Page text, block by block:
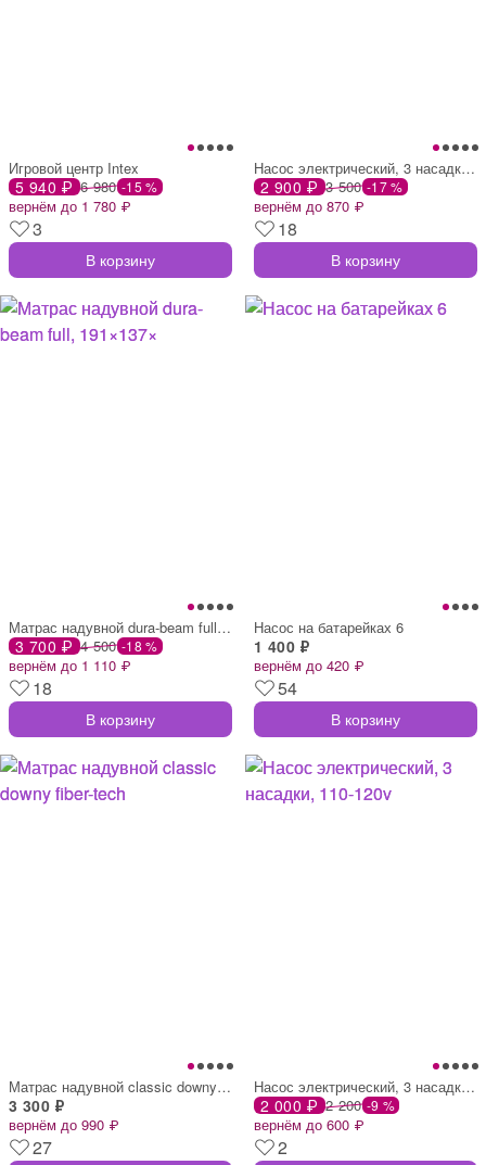
Игровой центр Intex
5 940 ₽ 6 980 -15 %
вернём до 1 780 ₽
3
В корзину
Насос электрический, 3 насадки, 220-240v
2 900 ₽ 3 500 -17 %
вернём до 870 ₽
18
В корзину
Матрас надувной dura-beam full, 191×137×
3 700 ₽ 4 500 -18 %
вернём до 1 110 ₽
18
В корзину
Насос на батарейках 6
1 400 ₽
вернём до 420 ₽
54
В корзину
Матрас надувной classic downy fiber-tech
3 300 ₽
вернём до 990 ₽
27
Насос электрический, 3 насадки, 110-120v
2 000 ₽ 2 200 -9 %
вернём до 600 ₽
2